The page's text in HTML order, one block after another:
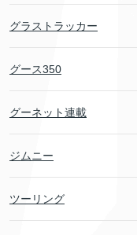
グラストラッカー
グース350
グーネット連載
ジムニー
ツーリング